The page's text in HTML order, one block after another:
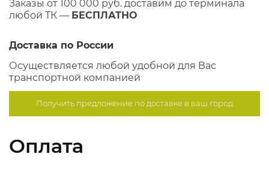
Заказы от 100 000 руб. доставим до терминала
любой ТК — БЕСПЛАТНО
Доставка по России
Осуществляется любой удобной для Вас
транспортной компанией
Получить предложение подоставке в ваш город
Оплата